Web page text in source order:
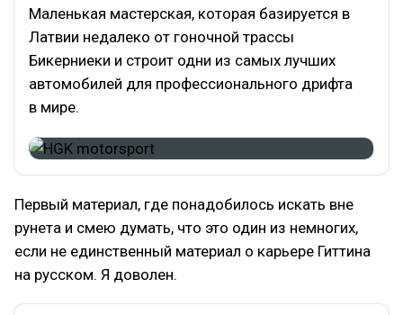
Маленькая мастерская, которая базируется в
Латвии недалеко от гоночной трассы
Бикерниеки и строит одни из самых лучших
автомобилей для профессионального дрифта
в мире.
Первый материал, где понадобилось искать вне
рунета и смею думать, что это один из немногих,
если не единственный материал о карьере Гиттина
на русском. Я доволен.